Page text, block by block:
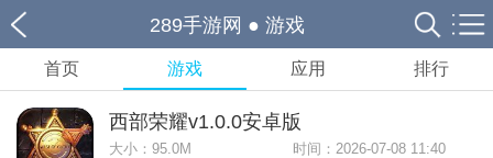
289手游网 ● 游戏
首页 游戏 应用 排行
西部荣耀v1.0.0安卓版
大小： 95.0M
时间：2026-07-08 11:40